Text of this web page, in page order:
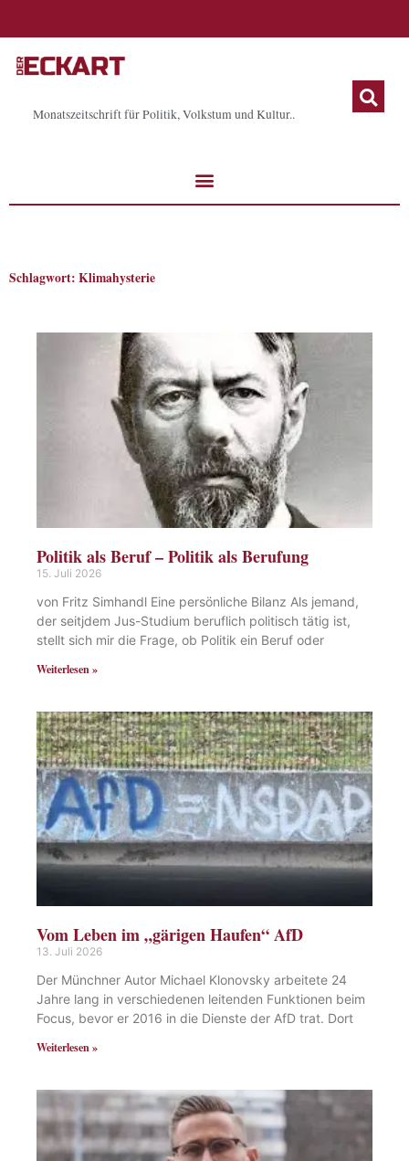
Monatszeitschrift für Politik, Volkstum und Kultur..
Schlagwort: Klimahysterie
Politik als Beruf – Politik als Berufung
15. Juli 2026
von Fritz Simhandl Eine persönliche Bilanz Als jemand,
der seitjdem Jus-Studium beruflich politisch tätig ist,
stellt sich mir die Frage, ob Politik ein Beruf oder
Weiterlesen »
Vom Leben im „gärigen Haufen“ AfD
13. Juli 2026
Der Münchner Autor Michael Klonovsky arbeitete 24
Jahre lang in verschiedenen leitenden Funktionen beim
Focus, bevor er 2016 in die Dienste der AfD trat. Dort
Weiterlesen »
Seite Seite